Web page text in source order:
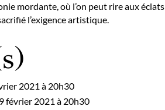
mordante, où l’on peut rire aux éclats
l’exigence artistique.
2021 à 20h30
février 2021 à 20h30